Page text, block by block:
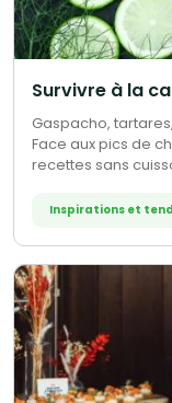
Gaspacho,
Face aux pics de
recettes sans
canicule sans
Inspirations et